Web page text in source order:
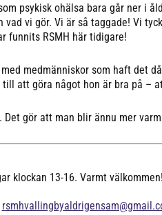
psykisk ohälsa bara går ner i
vi gör. Vi är så taggade! Vi
funnits RSMH här tidigare!
medmänniskor som haft det
att göra något hon är bra på –
gör att man blir ännu mer
klockan 13-16. Varmt välkommen!